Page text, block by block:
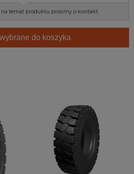
temat produktu prosimy o kontakt.
do koszyka